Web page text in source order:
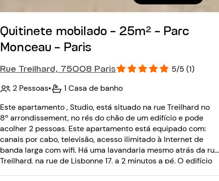
Quitinete mobilado - 25m² - Parc
Monceau - Paris
Rue Treilhard, 75008 Paris
5/5 (1)
2 Pessoas•
1 Casa de banho
Este apartamento , Studio, está situado na rue Treilhard no
8º arrondissement, no rés do chão de um edifício e pode
acolher 2 pessoas. Este apartamento está equipado com:
canais por cabo, televisão, acesso ilimitado à Internet de
banda larga com wifi. Há uma lavandaria mesmo atrás da rue
Treilhard, na rue de Lisbonne 17, a 2 minutos a pé. O edifício